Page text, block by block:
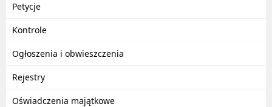
Petycje
Kontrole
Ogłoszenia i obwieszczenia
Rejestry
Oświadczenia majątkowe